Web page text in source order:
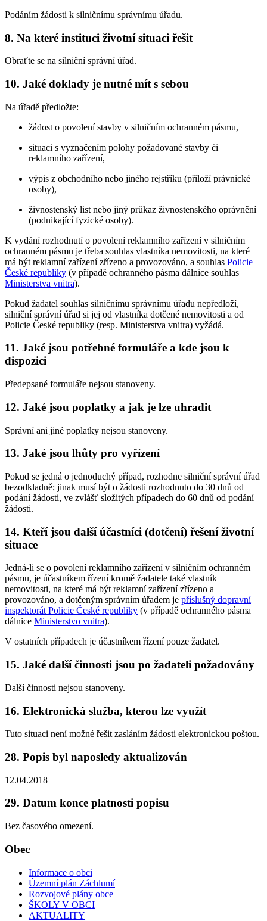
Podáním žádosti k silničnímu správnímu úřadu.
8. Na které instituci životní situaci řešit
Obraťte se na silniční správní úřad.
10. Jaké doklady je nutné mít s sebou
Na úřadě předložte:
žádost o povolení stavby v silničním ochranném pásmu,
situaci s vyznačením polohy požadované stavby či
reklamního zařízení,
výpis z obchodního nebo jiného rejstříku (přiloží právnické
osoby),
živnostenský list nebo jiný průkaz živnostenského oprávnění
(podnikající fyzické osoby).
K vydání rozhodnutí o povolení reklamního zařízení v silničním
ochranném pásmu je třeba souhlas vlastníka nemovitosti, na které
má být reklamní zařízení zřízeno a provozováno, a souhlas Policie
České republiky (v případě ochranného pásma dálnice souhlas
Ministerstva vnitra).
Pokud žadatel souhlas silničnímu správnímu úřadu nepředloží,
silniční správní úřad si jej od vlastníka dotčené nemovitosti a od
Policie České republiky (resp. Ministerstva vnitra) vyžádá.
11. Jaké jsou potřebné formuláře a kde jsou k
dispozici
Předepsané formuláře nejsou stanoveny.
12. Jaké jsou poplatky a jak je lze uhradit
Správní ani jiné poplatky nejsou stanoveny.
13. Jaké jsou lhůty pro vyřízení
Pokud se jedná o jednoduchý případ, rozhodne silniční správní úřad
bezodkladně; jinak musí být o žádosti rozhodnuto do 30 dnů od
podání žádosti, ve zvlášť složitých případech do 60 dnů od podání
žádosti.
14. Kteří jsou další účastníci (dotčení) řešení životní
situace
Jedná-li se o povolení reklamního zařízení v silničním ochranném
pásmu, je účastníkem řízení kromě žadatele také vlastník
nemovitosti, na které má být reklamní zařízení zřízeno a
provozováno, a dotčeným správním úřadem je příslušný dopravní
inspektorát Policie České republiky (v případě ochranného pásma
dálnice Ministerstvo vnitra).
V ostatních případech je účastníkem řízení pouze žadatel.
15. Jaké další činnosti jsou po žadateli požadovány
Další činnosti nejsou stanoveny.
16. Elektronická služba, kterou lze využít
Tuto situaci není možné řešit zasláním žádosti elektronickou poštou.
28. Popis byl naposledy aktualizován
12.04.2018
29. Datum konce platnosti popisu
Bez časového omezení.
Obec
Informace o obci
Územní plán Záchlumí
Rozvojové plány obce
ŠKOLY V OBCI
AKTUALITY